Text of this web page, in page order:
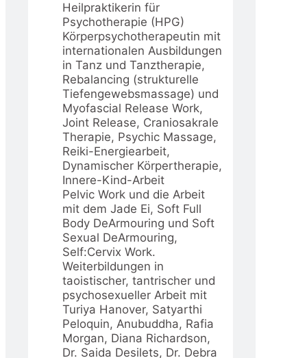
Heilpraktikerin für
Psychotherapie (HPG)
Körperpsychotherapeutin mit
internationalen Ausbildungen
in Tanz und Tanztherapie,
Rebalancing (strukturelle
Tiefengewebsmassage) und
Myofascial Release Work,
Joint Release, Craniosakrale
Therapie, Psychic Massage,
Reiki-Energiearbeit,
Dynamischer Körpertherapie,
Innere-Kind-Arbeit
Pelvic Work und die Arbeit
mit dem Jade Ei, Soft Full
Body DeArmouring und Soft
Sexual DeArmouring,
Self:Cervix Work.
Weiterbildungen in
taoistischer, tantrischer und
psychosexueller Arbeit mit
Turiya Hanover, Satyarthi
Peloquin, Anubuddha, Rafia
Morgan, Diana Richardson,
Dr. Saida Desilets, Dr. Debra